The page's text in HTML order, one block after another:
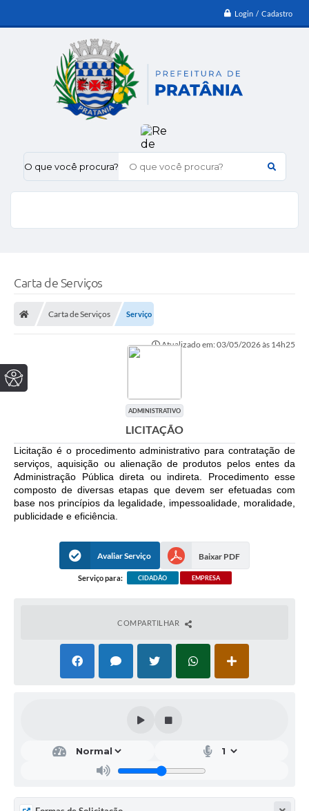
Login / Cadastro
O que você procura?
Carta de Serviços
Carta de Serviços Serviço
Atualizado em: 03/05/2026 às 14h25
ADMINISTRATIVO
LICITAÇÃO
Licitação é o procedimento administrativo para contratação de
serviços, aquisição ou alienação de produtos pelos entes da
Administração Pública direta ou indireta. Procedimento esse
composto de diversas etapas que devem ser efetuadas com
base nos princípios da legalidade, impessoalidade, moralidade,
publicidade e eficiência.
Avaliar Serviço Baixar PDF
Serviço para: CIDADÃO EMPRESA
COMPARTILHAR